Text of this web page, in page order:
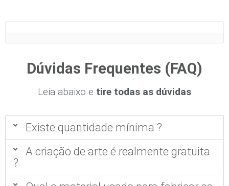
Dúvidas Frequentes (FAQ)
Leia abaixo e tire todas as dúvidas
Existe quantidade mínima ?
A criação de arte é realmente gratuita
?